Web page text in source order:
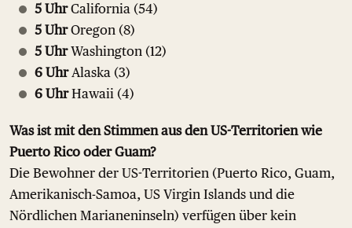
5 UhrCalifornia (54)
5 UhrOregon (8)
5 UhrWashington (12)
6 UhrAlaska (3)
6 UhrHawaii (4)
Was ist mit den Stimmen aus den US-Territorien wie
Puerto Rico oder Guam?
Die Bewohner der US-Territorien (Puerto Rico, Guam,
Amerikanisch-Samoa, US Virgin Islands und die
Nördlichen Marianeninseln) verfügen über kein